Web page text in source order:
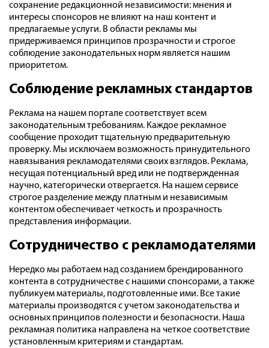
сохранение редакционной независимости: мнения и
интересы спонсоров не влияют на наш контент и
предлагаемые услуги. В области рекламы мы
придерживаемся принципов прозрачности и строгое
соблюдение законодательных норм является нашим
приоритетом.
Соблюдение рекламных стандартов
Реклама на нашем портале соответствует всем
законодательным требованиям. Каждое рекламное
сообщение проходит тщательную предварительную
проверку. Мы исключаем возможность принудительного
навязывания рекламодателями своих взглядов. Реклама,
несущая потенциальный вред или не подтвержденная
научно, категорически отвергается. На нашем сервисе
строгое разделение между платным и независимым
контентом обеспечивает четкость и прозрачность
представления информации.
Сотрудничество с рекламодателями
Нередко мы работаем над созданием брендированного
контента в сотрудничестве с нашими спонсорами, а также
публикуем материалы, подготовленные ими. Все такие
материалы производятся с учетом законодательства и
основных принципов полезности и безопасности. Наша
рекламная политика направлена на четкое соответствие
установленным критериям и стандартам.